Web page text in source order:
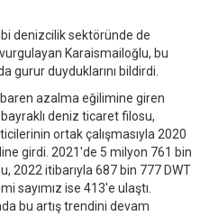
denizcilik sektöründe de
Karaismailoğlu, bu
gurur duyduklarını bildirdi.
azalma eğilimine giren
deniz ticaret filosu,
ortak çalışmasıyla 2020
girdi. 2021'de 5 milyon 761 bin
2022 itibarıyla 687 bin 777 DWT
sayımız ise 413'e ulaştı.
bu artış trendini devam